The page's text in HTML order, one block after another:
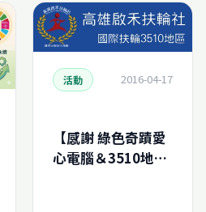
活動 2016-04-17
【感謝 綠色奇蹟愛
心電腦＆3510地區